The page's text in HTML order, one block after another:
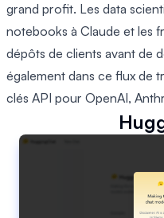
grand profit. Les data
notebooks à Claude et les
dépôts de clients avant de
également dans ce flux de
clés API pour OpenAI,